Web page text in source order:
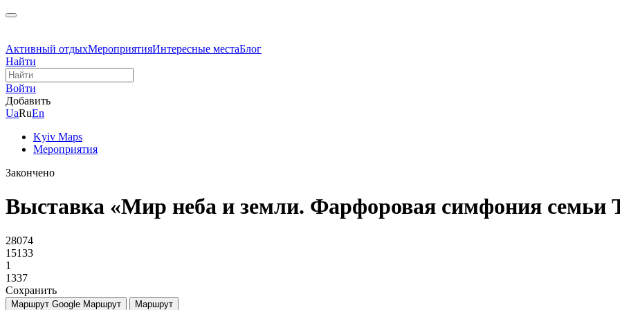
Активный отдыхМероприятияИнтересные местаБлог
Найти
Войти
Добавить
UaRuEn
Kyiv Maps
Мероприятия
Закончено
Выставка «Мир неба и земли. Фарфоровая симфония семьи
28074
15133
1
1337
Сохранить
Маршрут Google Маршрут Маршрут